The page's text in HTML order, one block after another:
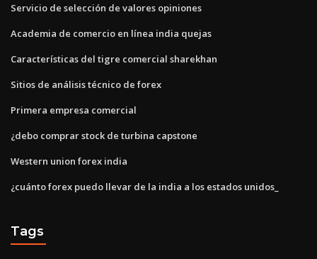
Servicio de selección de valores opiniones
Academia de comercio en línea india quejas
Características del tigre comercial sharekhan
Sitios de análisis técnico de forex
Primera empresa comercial
¿debo comprar stock de turbina capstone
Western union forex india
¿cuánto forex puedo llevar de la india a los estados unidos_
Tags